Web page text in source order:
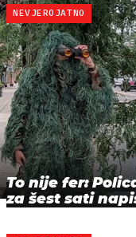
NEVJEROJATNO
To nije fer:
za šest sati